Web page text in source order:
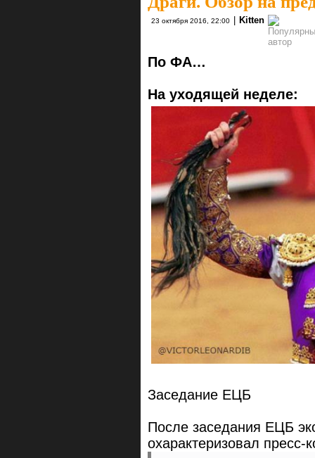
23 октября 2016, 22:00 Kitten
По ФА…
На уходящей неделе:
Заседание ЕЦБ
После заседания ЕЦБ
охарактеризовал